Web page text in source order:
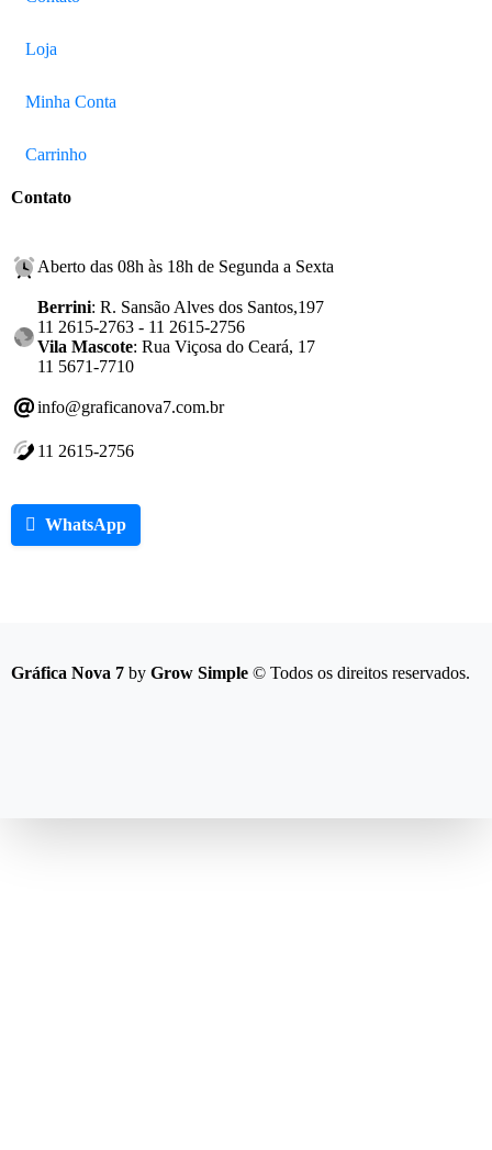
Loja
Minha Conta
Carrinho
Contato
Aberto das 08h às 18h de Segunda a Sexta
Berrini: R. Sansão Alves dos Santos,197
11 2615-2763 - 11 2615-2756
Vila Mascote: Rua Viçosa do Ceará, 17
11 5671-7710
info@graficanova7.com.br
11 2615-2756
WhatsApp
Gráfica Nova 7 by Grow Simple © Todos os direitos reservados.